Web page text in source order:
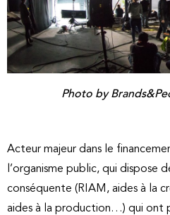
Photo by
Acteur majeur dans le
l’organisme public, qui dispose
conséquente (RIAM, aides à la
aides à la production…) qui ont